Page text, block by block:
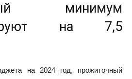
минимум
на 7,5
на 2024 год, прожиточный